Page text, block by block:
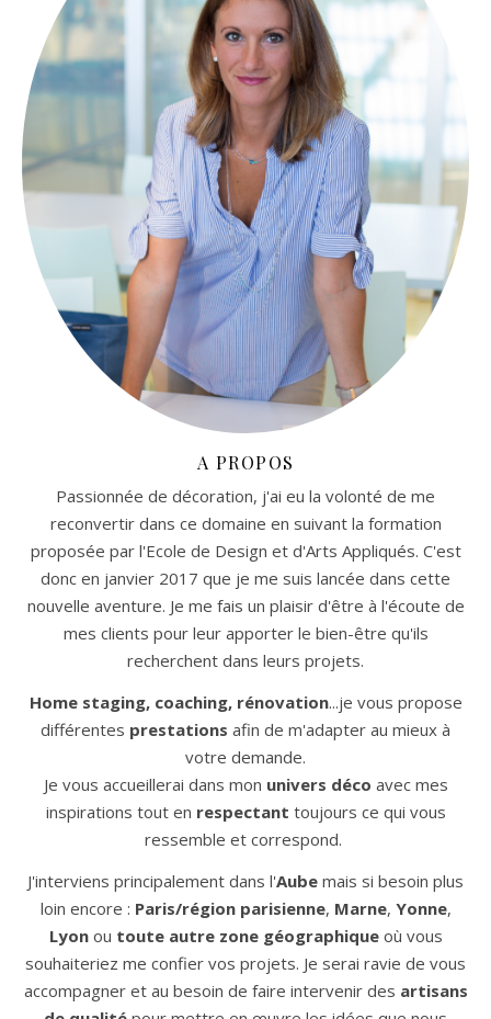
A PROPOS
Passionnée de décoration, j'ai eu la volonté de me
reconvertir dans ce domaine en suivant la formation
proposée par l'Ecole de Design et d'Arts Appliqués. C'est
donc en janvier 2017 que je me suis lancée dans cette
nouvelle aventure. Je me fais un plaisir d'être à l'écoute de
mes clients pour leur apporter le bien-être qu'ils
recherchent dans leurs projets.
Home staging, coaching, rénovation...je vous propose
différentes prestations afin de m'adapter au mieux à
votre demande.
Je vous accueillerai dans mon univers déco avec mes
inspirations tout en respectant toujours ce qui vous
ressemble et correspond.
J'interviens principalement dans l'Aube mais si besoin plus
loin encore : Paris/région parisienne, Marne, Yonne,
Lyonou toute autre zone géographiqueoù vous
souhaiteriez me confier vos projets. Je serai ravie de vous
accompagner et au besoin de faire intervenir des artisans